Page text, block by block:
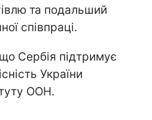
та подальший
співпраці.
Сербія підтримує
України
ООН.